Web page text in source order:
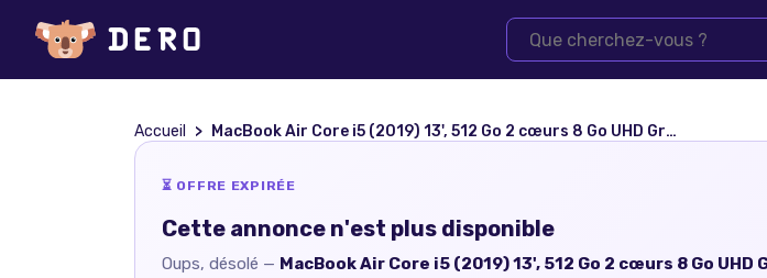
Accueil MacBook Air Core i5 (2019) 13', 512 Go 2 cœurs 8 Go UHD Graphics 617, Or - QWERTY Espagnol - Très bon état
⏳ OFFRE EXPIRÉE
Cette annonce n'est plus disponible
Oups, désolé — MacBook Air Core i5 (2019) 13', 512 Go 2 cœurs 8 Go